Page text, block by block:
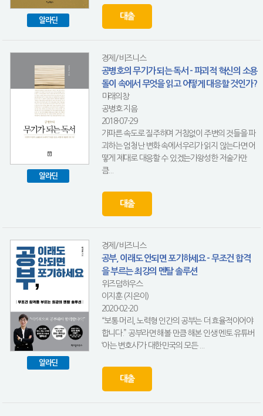
알라딘 대출
알라딘
경제/비즈니스
공병호의 무기가 되는 독서 - 파괴적 혁신의 소용
돌이 속에서 무엇을 읽고 어떻게 대응할 것인가?
미래의창
공병호 지음
2018-07-29
가파른 속도로 질주하며 거침없이 주변의 것들을 파
괴하는 엄청난 변화 속에서우리가 읽지 않는다면 어
떻게 제대로 대응할 수 있겠는가왕성한 저술가만
큼...
대출
알라딘
경제/비즈니스
공부, 이래도 안되면 포기하세요 - 무조건 합격
을 부르는 최강의 멘탈 솔루션
위즈덤하우스
이지훈 (지은이)
2020-02-20
“보통 머리, 노력형 인간의 공부는 더 효율적이어야
합니다.” 공부라면 해볼 만큼 해본 인생 멘토 유튜버
‘아는 변호사’가 대한민국의 모든 ...
대출